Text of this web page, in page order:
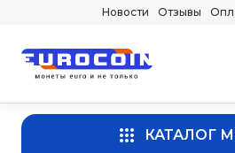
Новости Отзывы
КАТАЛОГ